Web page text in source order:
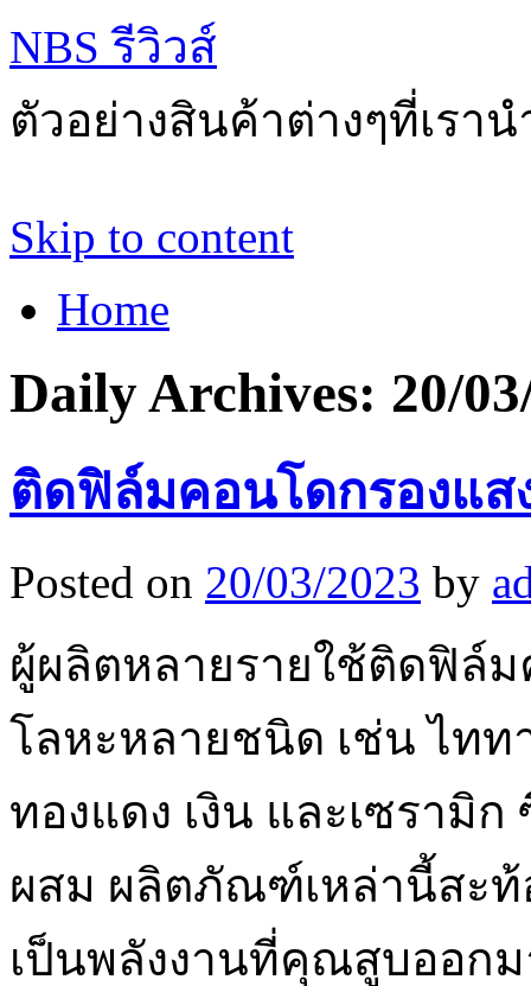
NBS รีวิวส์
ตัวอย่างสินค้าต่างๆที่เรา
Skip to content
Home
Daily Archives: 20/
ติดฟิล์มคอนโดกรองแส
Posted on 20/03/2023 by
ผู้ผลิตหลายรายใช้ติดฟิล์
โลหะหลายชนิด เช่น ไท
ทองแดง เงิน และเซรามิ
ผสม ผลิตภัณฑ์เหล่านี้สะท้
เป็นพลังงานที่คุณสูบออก